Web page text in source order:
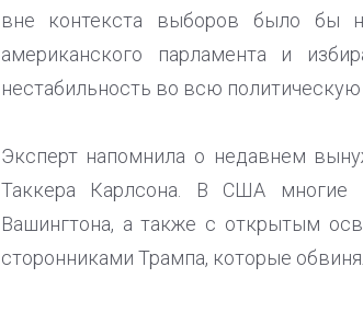
вне контекста выборов было бы
американского парламента и
нестабильность во всю
Эксперт напомнила о недавнем
Таккера Карлсона. В США многие
Вашингтона, а также с открытым
сторонниками Трампа, которые